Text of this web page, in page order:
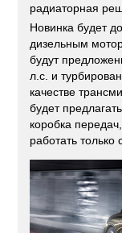
радиаторная
Новинка будет
дизельным
будут
л.с. и
качестве
будет
коробка
работать только